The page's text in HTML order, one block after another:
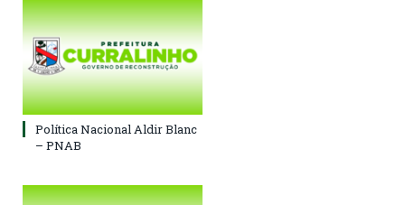
Política Nacional Aldir Blanc
– PNAB